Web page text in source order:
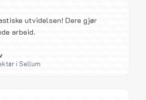
utvidelsen! Dere gjør
arbeid.
i Sellum